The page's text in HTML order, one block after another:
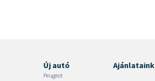
Új autó
Peugeot
Ajánlataink